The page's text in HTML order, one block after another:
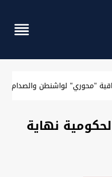
رواتب شهرية لوزارات عدة
نهاية